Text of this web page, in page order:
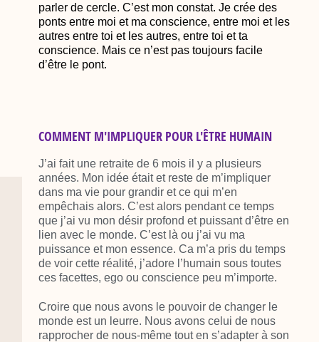
parler de cercle. C’est mon constat. Je crée des
ponts entre moi et ma conscience, entre moi et les
autres entre toi et les autres, entre toi et ta
conscience. Mais ce n’est pas toujours facile
d’être le pont.
COMMENT M'IMPLIQUER POUR L'ÊTRE HUMAIN
J’ai fait une retraite de 6 mois il y a plusieurs
années. Mon idée était et reste de m’impliquer
dans ma vie pour grandir et ce qui m’en
empêchais alors. C’est alors pendant ce temps
que j’ai vu mon désir profond et puissant d’être en
lien avec le monde. C’est là ou j’ai vu ma
puissance et mon essence. Ca m’a pris du temps
de voir cette réalité, j’adore l’humain sous toutes
ces facettes, ego ou conscience peu m’importe.
Croire que nous avons le pouvoir de changer le
monde est un leurre. Nous avons celui de nous
rapprocher de nous-même tout en s’adapter à son